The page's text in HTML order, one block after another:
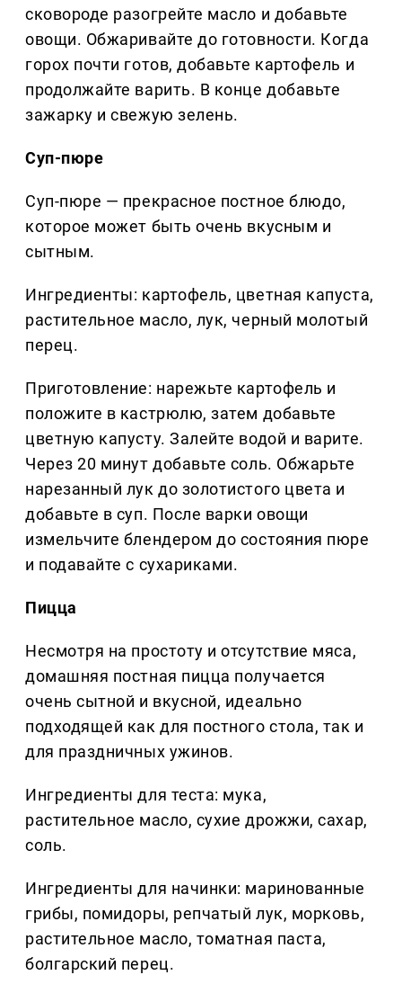
сковороде разогрейте масло и добавьте
овощи. Обжаривайте до готовности. Когда
горох почти готов, добавьте картофель и
продолжайте варить. В конце добавьте
зажарку и свежую зелень.
Суп-пюре
Суп-пюре — прекрасное постное блюдо,
которое может быть очень вкусным и
сытным.
Ингредиенты: картофель, цветная капуста,
растительное масло, лук, черный молотый
перец.
Приготовление: нарежьте картофель и
положите в кастрюлю, затем добавьте
цветную капусту. Залейте водой и варите.
Через 20 минут добавьте соль. Обжарьте
нарезанный лук до золотистого цвета и
добавьте в суп. После варки овощи
измельчите блендером до состояния пюре
и подавайте с сухариками.
Пицца
Несмотря на простоту и отсутствие мяса,
домашняя постная пицца получается
очень сытной и вкусной, идеально
подходящей как для постного стола, так и
для праздничных ужинов.
Ингредиенты для теста: мука,
растительное масло, сухие дрожжи, сахар,
соль.
Ингредиенты для начинки: маринованные
грибы, помидоры, репчатый лук, морковь,
растительное масло, томатная паста,
болгарский перец.